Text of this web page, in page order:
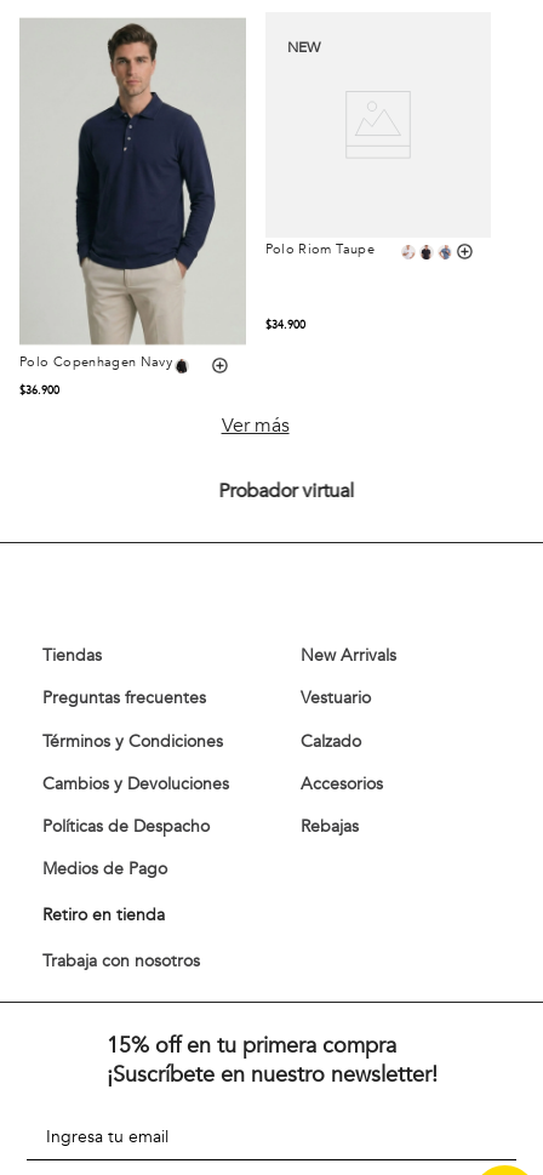
Polo Copenhagen Navy
$36.900
Talla
NEW
Polo Riom Taupe
$34.900
Ver más
Probador virtual
Tiendas
Preguntas frecuentes
Términos y Condiciones
Cambios y Devoluciones
Políticas de Despacho
Medios de Pago
Retiro en tienda
Trabaja con nosotros
New Arrivals
Vestuario
Calzado
Accesorios
Rebajas
15% off en tu primera compra
¡Suscríbete en nuestro newsletter!